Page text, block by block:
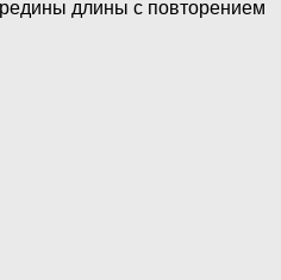
длины с повторением